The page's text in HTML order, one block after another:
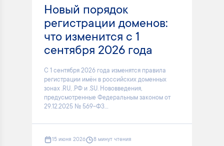
Новый порядок
регистрации доменов:
что изменится с 1
сентября 2026 года
С 1 сентября 2026 года изменятся правила
регистрации имён в российских доменных
зонах .RU, .РФ и .SU. Нововведения,
предусмотренные Федеральным законом от
29.12.2025 № 569-ФЗ...
15 июня 2026 8 минут чтения